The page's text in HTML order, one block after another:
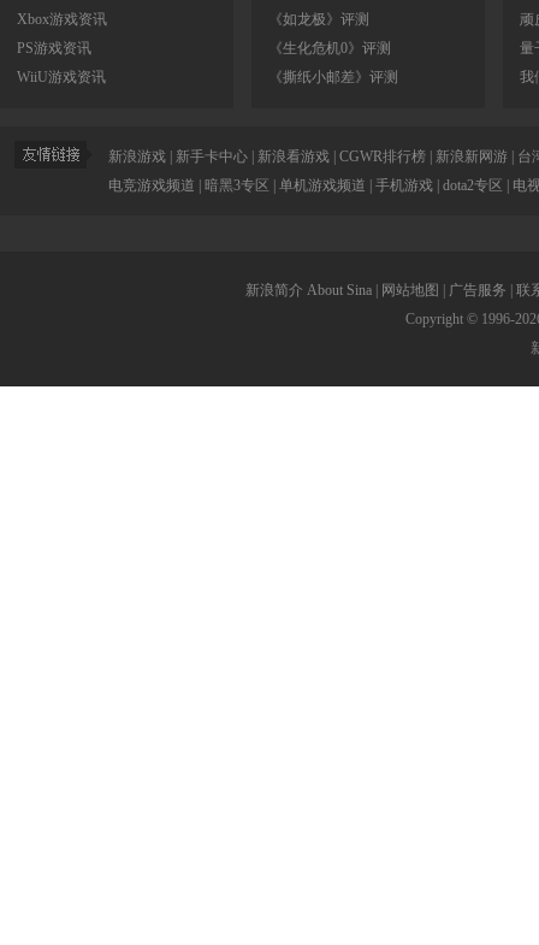
Xbox游戏资讯
PS游戏资讯
WiiU游戏资讯
《如龙极》评测
《生化危机0》评测
《撕纸小邮差》评测
顽
量
我
新浪游戏 新手卡中心 新浪看游戏 CGWR排行榜 新浪新网游
台
电竞游戏频道
暗黑3专区 单机游戏频道 手机游戏 dota2专区 电
新浪简介 About Sina 网站地图 广告服务
联
Copyright © 1996-